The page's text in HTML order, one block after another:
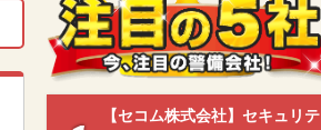
【セコム株式会社】セキュリテ